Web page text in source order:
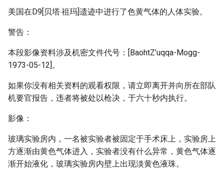
美国在D9[贝塔·祖玛]遗迹中进行了色黄气体的人体实验。
警告：
本段影像资料涉及机密文件代号：[BaohtZ’uqqa-Mogg-
1973-05-12]。
如果你没有相关资料的观看权限，请立即离开并向所在部队
机要官报告，违者将被处以枪决，于六十秒内执行。
影像：
玻璃实验房内，一名被实验者被固定于手术床上，实验房上
方逐渐由黄色气体进入，实验者没有什么异常，黄色气体逐
渐开始液化，玻璃实验房内壁上出现淡黄色液珠。